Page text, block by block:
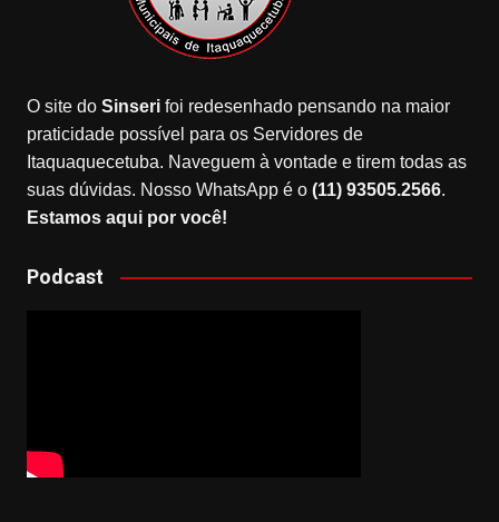
O site do Sinserifoi redesenhado pensando na maior
praticidade possível para os Servidores de
Itaquaquecetuba. Naveguem à vontade e tirem todas as
suas dúvidas. Nosso WhatsApp é o (11) 93505.2566.
Estamos aqui por você!
Podcast